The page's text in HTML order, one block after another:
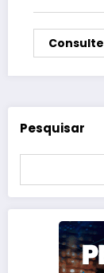
Pesquisar